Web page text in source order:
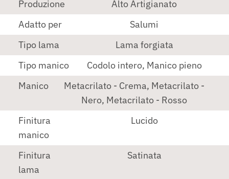
Produzione
Alto Artigianato
Adatto per
Salumi
Tipo lama
Lama forgiata
Tipo manico
Codolo intero, Manico pieno
Manico
Metacrilato - Crema, Metacrilato -
Nero, Metacrilato - Rosso
Finitura
manico
Lucido
Finitura
lama
Satinata